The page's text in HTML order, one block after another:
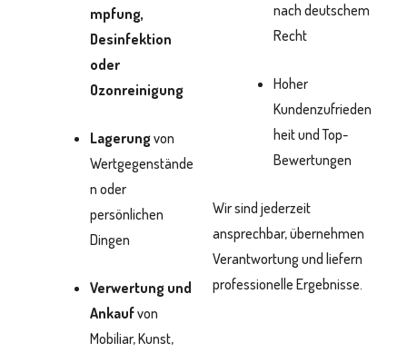
mpfung,
Desinfektion
oder
Ozonreinigung
Lagerungvon
Wertgegenstände
n oder
persönlichen
Dingen
Verwertung und
Ankaufvon
Mobiliar, Kunst,
nach deutschem
Recht
Hoher
Kundenzufrieden
heit und Top-
Bewertungen
Wir sind jederzeit
ansprechbar, übernehmen
Verantwortung und liefern
professionelle Ergebnisse.